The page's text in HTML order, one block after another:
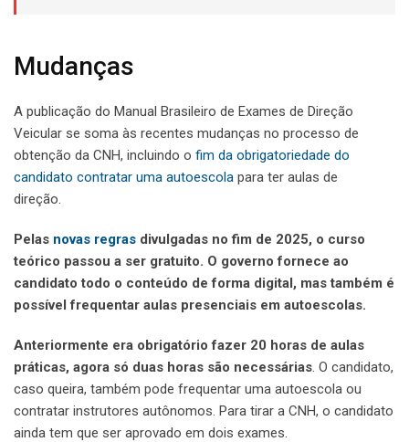
Mudanças
A publicação do Manual Brasileiro de Exames de Direção
Veicular se soma às recentes mudanças no processo de
obtenção da CNH, incluindo o fim da obrigatoriedade do
candidato contratar uma autoescola para ter aulas de
direção.
Pelas novas regras divulgadas no fim de 2025, o curso
teórico passou a ser gratuito. O governo fornece ao
candidato todo o conteúdo de forma digital, mas também é
possível frequentar aulas presenciais em autoescolas.
Anteriormente era obrigatório fazer 20 horas de aulas
práticas, agora só duas horas são necessárias. O candidato,
caso queira, também pode frequentar uma autoescola ou
contratar instrutores autônomos. Para tirar a CNH, o candidato
ainda tem que ser aprovado em dois exames.